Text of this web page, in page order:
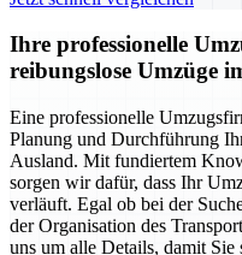
Ihre professionelle
reibungslose Umzüge
Eine professionelle
Planung und Durchführung
Ausland. Mit fundiertem
sorgen wir dafür, dass Ihr
verläuft. Egal ob bei der
der Organisation des
uns um alle Details, damit Sie